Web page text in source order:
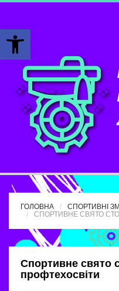
Відкрити Панель інструментів
ГОЛОВНА
СПОРТИВНІ
СПОРТИВНЕ СВЯТО
Спортивне свято
профтехосвіти